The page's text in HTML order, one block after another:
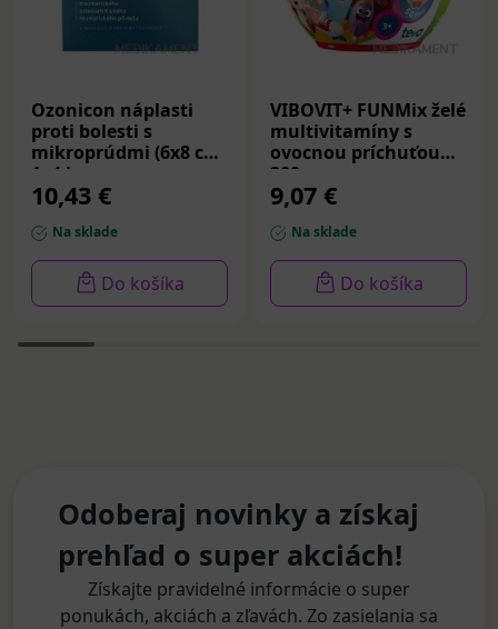
Ozonicon náplasti
proti bolesti s
mikroprúdmi (6x8 cm)
1x4 ks
10,43 €
Na sklade
Do košíka
VIBOVIT+ FUNMix želé
multivitamíny s
ovocnou príchuťou
200 g
9,07 €
Na sklade
Do košíka
Odoberaj novinky a získaj
prehľad o super akciách!
Získajte pravidelné informácie o super
ponukách, akciách a zľavách. Zo zasielania sa